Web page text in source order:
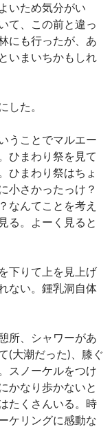
いため気分がい
て、この前と違っ
にも行ったが、あ
いまいちかもしれ
した。
うことでマルエー
ひまわり祭を見て
ひまわり祭はちょ
小さかったっけ？
なんてことを考え
る。よーく見ると
下りて上を見上げ
ない。鍾乳洞自体
所、シャワーがあ
(大潮だった)、膝ぐ
スノーケルをつけ
かなり歩かないと
たくさんいる。時
ケリングに感動な